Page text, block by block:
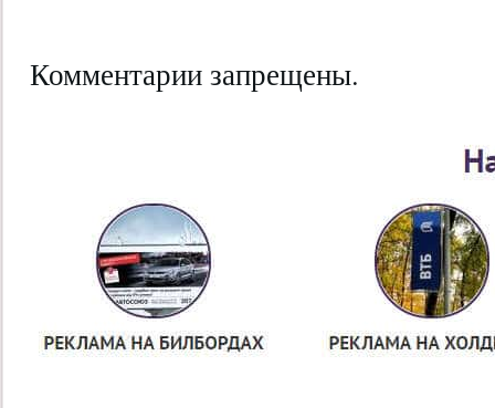
Комментарии запрещены.